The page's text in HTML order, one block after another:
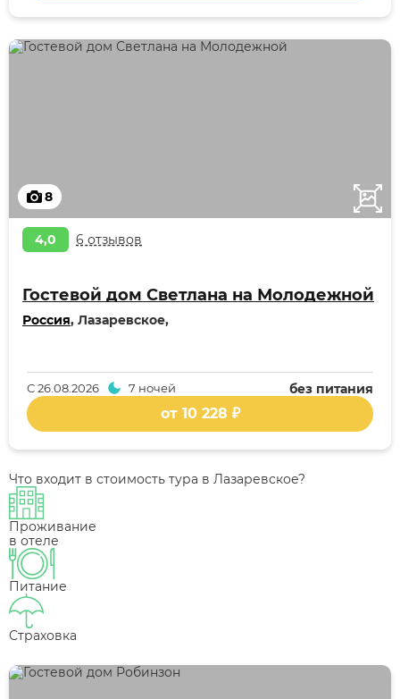
8
4,0 6 отзывов
Гостевой дом Светлана на Молодежной
Россия, Лазаревское,
без питания
С26.08.2026 7 ночей
от 10 228 ₽
Что входит в стоимость тура в Лазаревское?
Проживание
в отеле
Питание
Страховка